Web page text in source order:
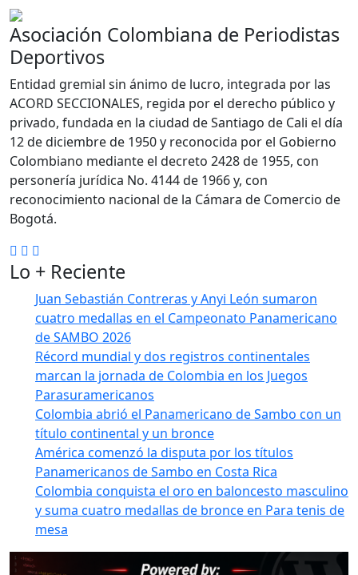
Asociación Colombiana de Periodistas
Deportivos
Entidad gremial sin ánimo de lucro, integrada por las
ACORD SECCIONALES, regida por el derecho público y
privado, fundada en la ciudad de Santiago de Cali el día
12 de diciembre de 1950 y reconocida por el Gobierno
Colombiano mediante el decreto 2428 de 1955, con
personería jurídica No. 4144 de 1966 y, con
reconocimiento nacional de la Cámara de Comercio de
Bogotá.
Lo + Reciente
Juan Sebastián Contreras y Anyi León sumaron
cuatro medallas en el Campeonato Panamericano
de SAMBO 2026
Récord mundial y dos registros continentales
marcan la jornada de Colombia en los Juegos
Parasuramericanos
Colombia abrió el Panamericano de Sambo con un
título continental y un bronce
América comenzó la disputa por los títulos
Panamericanos de Sambo en Costa Rica
Colombia conquista el oro en baloncesto masculino
y suma cuatro medallas de bronce en Para tenis de
mesa